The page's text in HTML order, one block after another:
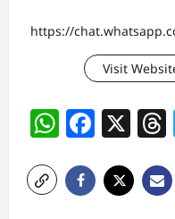
https://
Visit
X